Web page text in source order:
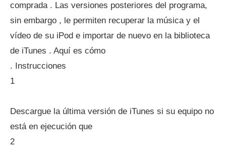
comprada . Las versiones posteriores del programa,
sin embargo , le permiten recuperar la música y el
vídeo de su iPod e importar de nuevo en la biblioteca
de iTunes . Aquí es cómo
. Instrucciones
1
Descargue la última versión de iTunes si su equipo no
está en ejecución que
2